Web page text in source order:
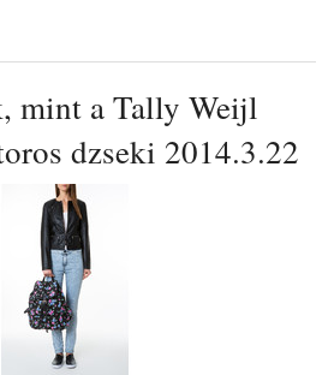
mint a Tally Weijl
dzseki 2014.3.22